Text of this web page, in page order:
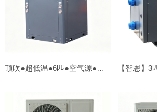
顶吹●超低温●6匹●空气源●水源【双源热泵】